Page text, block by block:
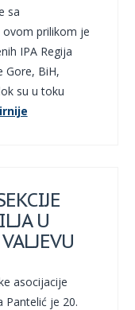
sa
ovom prilikom je
IPA Regija
Gore, BiH,
su u toku
U
asocijacije
Pantelić je 20.